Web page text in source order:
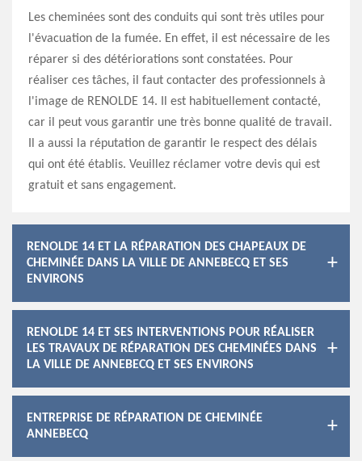
Les cheminées sont des conduits qui sont très utiles pour
l'évacuation de la fumée. En effet, il est nécessaire de les
réparer si des détériorations sont constatées. Pour
réaliser ces tâches, il faut contacter des professionnels à
l'image de RENOLDE 14. Il est habituellement contacté,
car il peut vous garantir une très bonne qualité de travail.
Il a aussi la réputation de garantir le respect des délais
qui ont été établis. Veuillez réclamer votre devis qui est
gratuit et sans engagement.
RENOLDE 14 ET LA RÉPARATION DES CHAPEAUX DE
CHEMINÉE DANS LA VILLE DE ANNEBECQ ET SES
ENVIRONS
RENOLDE 14 ET SES INTERVENTIONS POUR RÉALISER
LES TRAVAUX DE RÉPARATION DES CHEMINÉES DANS
LA VILLE DE ANNEBECQ ET SES ENVIRONS
ENTREPRISE DE RÉPARATION DE CHEMINÉE
ANNEBECQ